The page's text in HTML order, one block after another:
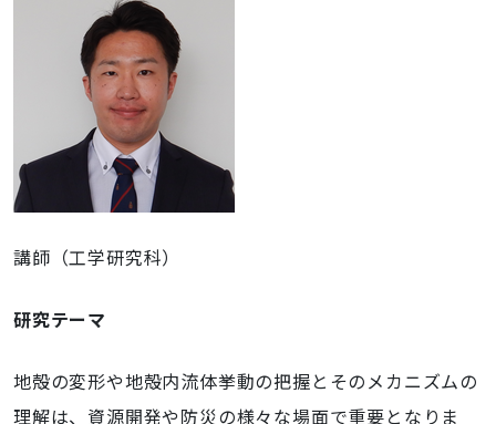
講師（工学研究科）
研究テーマ
地殻の変形や地殻内流体挙動の把握とそのメカニズムの
理解は、資源開発や防災の様々な場面で重要となりま